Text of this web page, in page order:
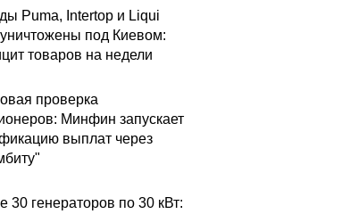
Puma, Intertop и Liqui
под Киевом:
товаров на недели
проверка
Минфин запускает
выплат через
30 генераторов по 30 кВт: